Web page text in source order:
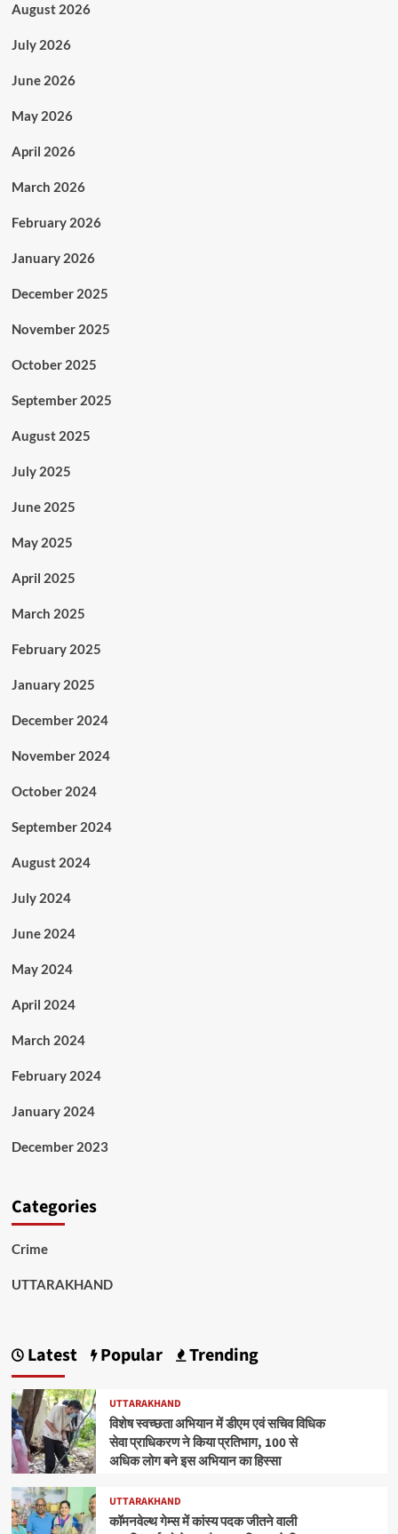
August 2026
July 2026
June 2026
May 2026
April 2026
March 2026
February 2026
January 2026
December 2025
November 2025
October 2025
September 2025
August 2025
July 2025
June 2025
May 2025
April 2025
March 2025
February 2025
January 2025
December 2024
November 2024
October 2024
September 2024
August 2024
July 2024
June 2024
May 2024
April 2024
March 2024
February 2024
January 2024
December 2023
Categories
Crime
UTTARAKHAND
Latest Popular Trending
UTTARAKHAND
विशेष स्वच्छता अभियान में डीएम एवं सचिव विधिक
सेवा प्राधिकरण ने किया प्रतिभाग, 100 से
अधिक लोग बने इस अभियान का हिस्सा
UTTARAKHAND
कॉमनवेल्थ गेम्स में कांस्य पदक जीतने वाली